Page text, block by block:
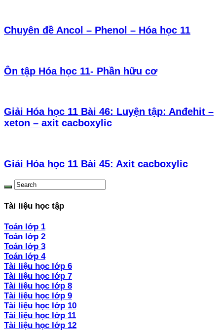
Chuyên đề Ancol – Phenol – Hóa học 11
Ôn tập Hóa học 11- Phần hữu cơ
Giải Hóa học 11 Bài 46: Luyện tập: Anđehit –
xeton – axit cacboxylic
Giải Hóa học 11 Bài 45: Axit cacboxylic
Tài liệu học tập
Toán lớp 1
Toán lớp 2
Toán lớp 3
Toán lớp 4
Tài liệu học lớp 6
Tài liệu học lớp 7
Tài liệu học lớp 8
Tài liệu học lớp 9
Tài liệu học lớp 10
Tài liệu học lớp 11
Tài liệu học lớp 12